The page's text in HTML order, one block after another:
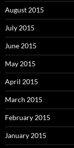
August 2015
July 2015
June 2015
May 2015
April 2015
March 2015
February 2015
January 2015